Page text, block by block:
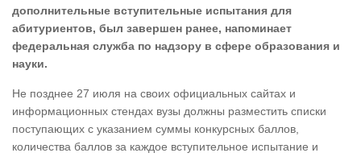
дополнительные вступительные испытания для
абитуриентов, был завершен ранее, напоминает
федеральная служба по надзору в сфере образования и
науки.
Не позднее 27 июля на своих официальных сайтах и
информационных стендах вузы должны разместить списки
поступающих с указанием суммы конкурсных баллов,
количества баллов за каждое вступительное испытание и